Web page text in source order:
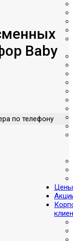
Цены
Baby
по телефону